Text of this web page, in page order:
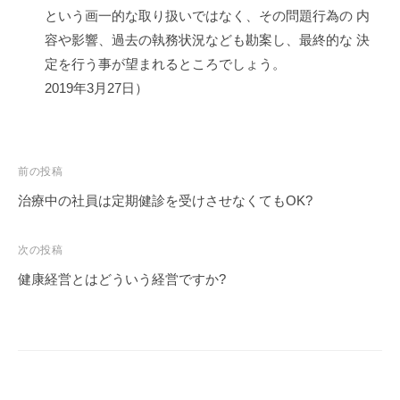
という画一的な取り扱いではなく、その問題行為の 内
容や影響、過去の執務状況なども勘案し、最終的な 決
定を行う事が望まれるところでしょう。
2019年3月27日）
投
稿
ビ
ゲ
前の投稿
治療中の社員は定期健診を受けさせなくてもOK?
次の投稿
健康経営とはどういう経営ですか?